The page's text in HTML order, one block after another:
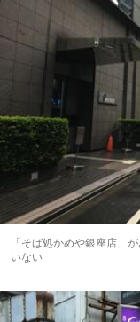
「そば処かめや銀座店」
いない